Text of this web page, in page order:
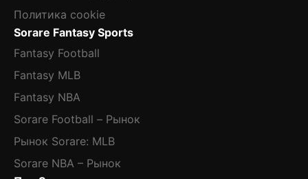
Политика cookie
Sorare Fantasy Sports
Fantasy Football
Fantasy MLB
Fantasy NBA
Sorare Football – Рынок
Рынок Sorare: MLB
Sorare NBA – Рынок